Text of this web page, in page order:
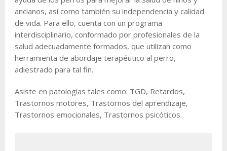
ancianos, así como también su independencia y calidad
de vida. Para ello, cuenta con un programa
interdisciplinario, conformado por profesionales de la
salud adecuadamente formados, que utilizan como
herramienta de abordaje terapéutico al perro,
adiestrado para tal fin.
Asiste en patologías tales como: TGD, Retardos,
Trastornos motores, Trastornos del aprendizaje,
Trastornos emocionales, Trastornos psicóticos.